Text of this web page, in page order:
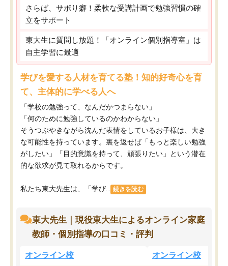
さらば、サボり癖！柔軟な受講計画で勉強習慣の確
立をサポート
東大生に質問し放題！「オンライン個別指導室」は
自主学習に最適
学びを愛する人材を育てる塾！知的好奇心を育
て、主体的に学べる人へ
「学校の勉強って、なんだかつまらない」
「何のために勉強しているのかわからない」
そうつぶやきながら沈んだ表情をしているお子様は、大き
な可能性を持っています。裏を返せば「もっと楽しい勉強
がしたい」「目的意識を持って、頑張りたい」という潜在
的な欲求が見て取れるからです。
私たち東大先生は、「学び... 続きを読む
東大先生｜現役東大生によるオンライン家庭
教師・個別指導の口コミ・評判
オンライン校 オンライン校